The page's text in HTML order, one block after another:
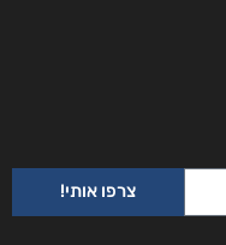
צרפו אותי!